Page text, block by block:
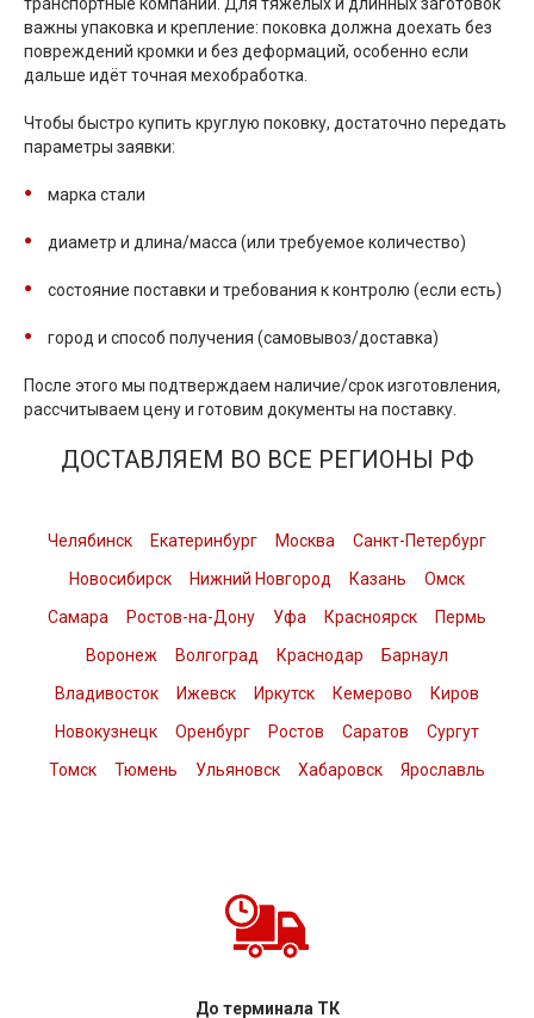
важны упаковка и крепление: поковка должна доехать без
повреждений кромки и без деформаций, особенно если
дальше идёт точная мехобработка.
Чтобы быстро купить круглую поковку, достаточно передать
параметры заявки:
марка стали
диаметр и длина/масса (или требуемое количество)
состояние поставки и требования к контролю (если есть)
город и способ получения (самовывоз/доставка)
После этого мы подтверждаем наличие/срок изготовления,
рассчитываем цену и готовим документы на поставку.
ДОСТАВЛЯЕМ ВО ВСЕ РЕГИОНЫ РФ
Челябинск Екатеринбург Москва
Санкт-Петербург
Новосибирск
Нижний Новгород Казань
Омск
Самара
Ростов-на-Дону Уфа Красноярск
Пермь
Воронеж
Волгоград Краснодар
Барнаул
Владивосток
Ижевск Иркутск Кемерово
Киров
Новокузнецк
Оренбург Ростов Саратов
Сургут
Томск
Тюмень Ульяновск Хабаровск Ярославль
До терминала ТК